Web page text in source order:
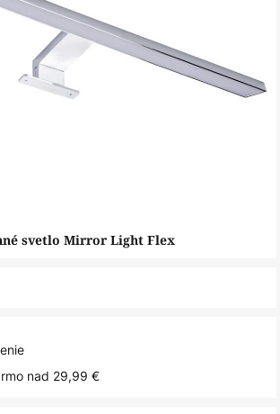
svetlo Mirror Light Flex
nad 29,99 €